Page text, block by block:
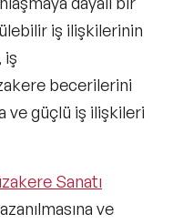
iş ilişkilerinin
iş
becerilerini
ve güçlü iş ilişkileri
Sanatı
ve